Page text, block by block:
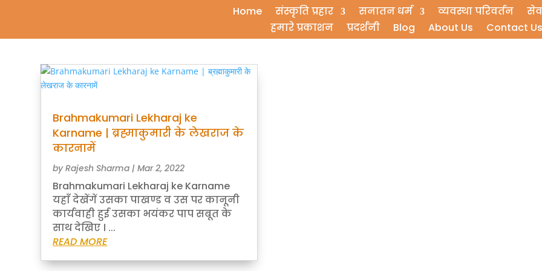
Home संस्कृति प्रहार सनातन धर्म व्यवस्था परिवर्तन
हमारे प्रकाशन
प्रदर्शनी Blog About Us Contact Us
Brahmakumari Lekharaj ke
Karname | ब्रह्माकुमारी के लेखराज के
कारनामें
byRajesh Sharma |Mar 2, 2022
Brahmakumari Lekharaj ke Karname
यहाँ देखेंगें उसका पाखण्ड व उस पर कानूनी
कार्यवाही हुई उसका भयंकर पाप सबूत के
साथ देखिए । ...
READ MORE